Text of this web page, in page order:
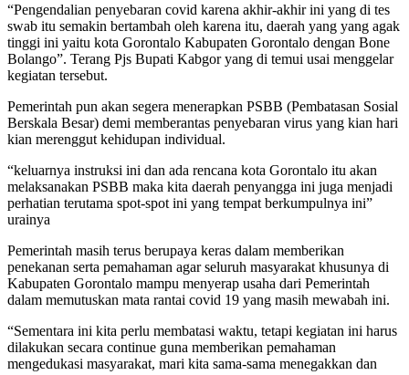
“Pengendalian penyebaran covid karena akhir-akhir ini yang di tes
swab itu semakin bertambah oleh karena itu, daerah yang yang agak
tinggi ini yaitu kota Gorontalo Kabupaten Gorontalo dengan Bone
Bolango”. Terang Pjs Bupati Kabgor yang di temui usai menggelar
kegiatan tersebut.
Pemerintah pun akan segera menerapkan PSBB (Pembatasan Sosial
Berskala Besar) demi memberantas penyebaran virus yang kian hari
kian merenggut kehidupan individual.
“keluarnya instruksi ini dan ada rencana kota Gorontalo itu akan
melaksanakan PSBB maka kita daerah penyangga ini juga menjadi
perhatian terutama spot-spot ini yang tempat berkumpulnya ini”
urainya
Pemerintah masih terus berupaya keras dalam memberikan
penekanan serta pemahaman agar seluruh masyarakat khusunya di
Kabupaten Gorontalo mampu menyerap usaha dari Pemerintah
dalam memutuskan mata rantai covid 19 yang masih mewabah ini.
“Sementara ini kita perlu membatasi waktu, tetapi kegiatan ini harus
dilakukan secara continue guna memberikan pemahaman
mengedukasi masyarakat, mari kita sama-sama menegakkan dan